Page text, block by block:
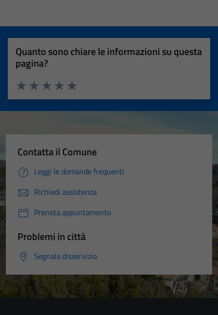
Quanto sono chiare le informazioni su questa
pagina?
Valuta 5 stelle su 5
Valuta 4 stelle su 5
Valuta 3 stelle su 5
Valuta 2 stelle su 5
Valuta 1 stelle su 5
Contatta il Comune
Leggi le domande frequenti
Richiedi assistenza
Prenota appuntamento
Problemi in città
Segnala disservizio